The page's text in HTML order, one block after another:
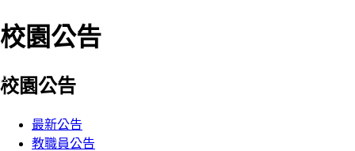
校園公告
:::
校園公告
最新公告
教職員公告